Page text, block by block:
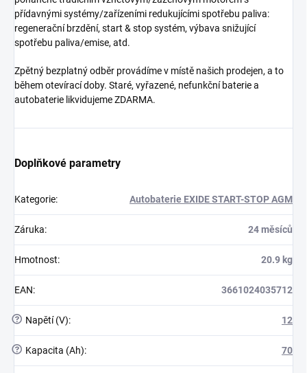
přídavnými systémy/zařízeními redukujícími spotřebu paliva:
regenerační brzdění, start & stop systém, výbava snižující
spotřebu paliva/emise, atd.
Zpětný bezplatný odběr provádíme v místě našich prodejen, a to
během otevírací doby. Staré, vyřazené, nefunkční baterie a
autobaterie likvidujeme ZDARMA.
Doplňkové parametry
Kategorie: Autobaterie EXIDE START-STOP AGM
Záruka: 24 měsíců
Hmotnost: 20.9 kg
EAN: 3661024035712
? Napětí (V): 12
? Kapacita (Ah): 70